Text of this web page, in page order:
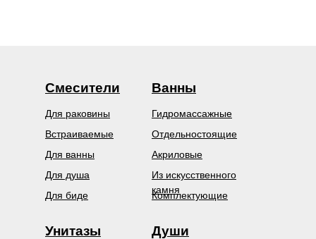
Смесители
Души
Встраиваемые
Для биде
Для ванны
Для душа
Для раковины
Ванны
Из искусственного
камня
Гидромассажные
Акриловые
Отдельностоящие
Комплектующие
Унитазы